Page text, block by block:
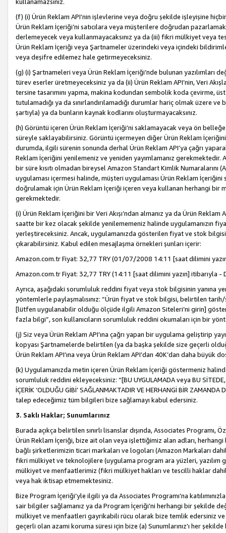
kullanamazsınız.
(f) (i) Ürün Reklam API’nin işlevlerine veya doğru şekilde işleyişine
Ürün Reklam İçeriği’ni satıcılara veya müşterilere doğrudan
derlemeyecek veya kullanmayacaksınız ya da (iii) fikri mülkiyet veya
Ürün Reklam İçeriği veya Şartnameler üzerindeki veya içindeki
veya deşifre edilemez hale getirmeyeceksiniz.
(g) (i) Şartnameleri veya Ürün Reklam İçeriği’nde bulunan
türev eserler üretmeyeceksiniz ya da (ii) Ürün Reklam API’nin, Veri
tersine tasarımını yapma, makina kodundan sembolik koda çevirme,
tutulamadığı ya da sınırlandırılamadığı durumlar hariç olmak üzere
şartıyla) ya da bunların kaynak kodlarını oluşturmayacaksınız.
(h) Görüntü içeren Ürün Reklam İçeriği’ni saklamayacak veya ön
süreyle saklayabilirsiniz. Görüntü içermeyen diğer Ürün Reklam
durumda, ilgili sürenin sonunda derhal Ürün Reklam API’ya çağrı
Reklam İçeriğini yenilemeniz ve yeniden yayımlamanız gerekmektedir.
bir süre kısıtı olmadan bireysel Amazon Standart Kimlik Numaralarını
uygulaması içermesi halinde, müşteri uygulaması Ürün Reklam
doğrulamak için Ürün Reklam İçeriği içeren veya kullanan herhangi bir
gerekmektedir.
(i) Ürün Reklam İçeriğini bir Veri Akışı’ndan almanız ya da Ürün
saatte bir kez olacak şekilde yenilememeniz halinde uygulamanızın
yerleştireceksiniz. Ancak, uygulamanızda gösterilen fiyat ve stok
çıkarabilirsiniz. Kabul edilen mesajlaşma örnekleri şunları içerir:
Amazon.com.tr Fiyat: 32,77 TRY (01/07/2008 14:11 [saat dilimini
Amazon.com.tr Fiyat: 32,77 TRY (14:11 [saat dilimini yazın] itibarıyla -
Ayrıca, aşağıdaki sorumluluk reddini fiyat veya stok bilgisinin yanına
yöntemlerle paylaşmalısınız: “Ürün fiyat ve stok bilgisi, belirtilen
[lütfen uygulanabilir olduğu ölçüde ilgili Amazon Siteleri’ni girin]
fazla bilgi”, son kullanıcıların sorumluluk reddini okumaları için bir
(j) Siz veya Ürün Reklam API’ına çağrı yapan bir uygulama geliştirip
kopyası Şartnamelerde belirtilen (ya da başka şekilde size geçerli
Ürün Reklam API’ına veya Ürün Reklam API’dan 40K’dan daha büyük
(k) Uygulamanızda metin içeren Ürün Reklam İçeriği göstermeniz
sorumluluk reddini ekleyeceksiniz: “[BU UYGULAMADA veya BU SİTEDE,
İÇERİK ‘OLDUĞU GİBİ’ SAĞLANMAKTADIR VE HERHANGİ BİR
talep edeceğimiz tüm bilgileri bize sağlamayı kabul edersiniz.
3. Saklı Haklar; Sunumlarınız
Burada açıkça belirtilen sınırlı lisanslar dışında, Associates Programı,
Ürün Reklam İçeriği, bize ait olan veya işlettiğimiz alan adları,
bağlı şirketlerimizin ticari markaları ve logoları (Amazon Markaları
fikri mülkiyet ve teknolojilere (uygulama program ara yüzleri,
mülkiyet ve menfaatlerimiz (fikri mülkiyet hakları ve tescilli haklar
veya hak iktisap etmemektesiniz.
Bize Program İçeriği’yle ilgili ya da Associates Programı’na
sair bilgiler sağlamanız ya da Program İçeriği’ni herhangi bir şekilde
mülkiyet ve menfaatleri gayrikabili rücu olarak bize temlik edersiniz ve
geçerli olan azami koruma süresi için bize (a) Sunumlarınız’ı her